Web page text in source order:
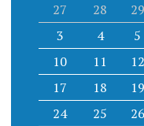
27
28 29
3
4 5
10
11 12
17
18 19
24
25 26